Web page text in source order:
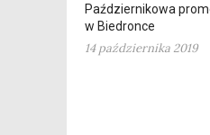
Październikowa
w Biedronce
14 października 2019